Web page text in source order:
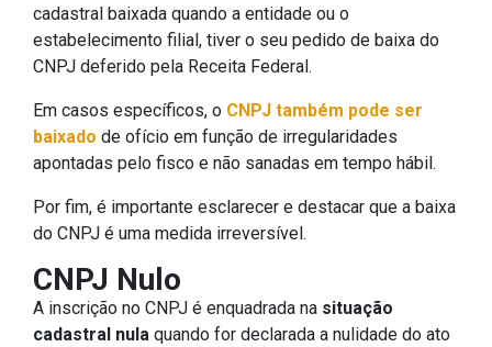
cadastral baixada quando a entidade ou o
estabelecimento filial, tiver o seu pedido de baixa do
CNPJ deferido pela Receita Federal.
Em casos específicos, o CNPJ também pode ser
baixado de ofício em função de irregularidades
apontadas pelo fisco e não sanadas em tempo hábil.
Por fim, é importante esclarecer e destacar que a baixa
do CNPJ é uma medida irreversível.
CNPJ Nulo
A inscrição no CNPJ é enquadrada na situação
cadastral nula quando for declarada a nulidade do ato